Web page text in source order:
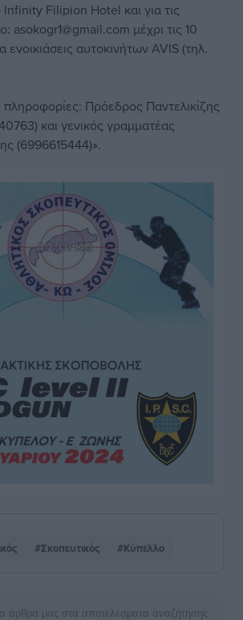
Infinity Filipion Hotel και για τις
asokogr1@gmail.com μέχρι τις 10
ενοικιάσεις αυτοκινήτων AVIS (τηλ.
πληροφορίες: Πρόεδρος Παντελικίζης
και γενικός γραμματέας
(6996615444)».
#Σκοπευτικός #Κύπελλο
άρθρα μας στα αποτελέσματα αναζήτησης